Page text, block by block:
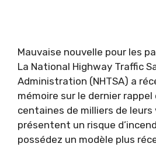
Mauvaise nouvelle pour les
La National Highway Traffic
Administration (NHTSA) a
mémoire sur le dernier rappel
centaines de milliers de
présentent un risque
possédez un modèle plus